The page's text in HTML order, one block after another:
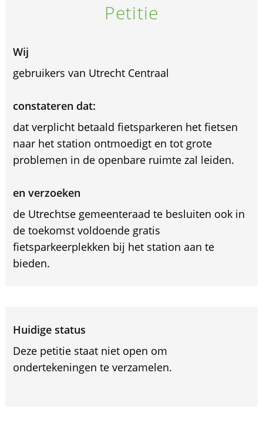
Petitie
Wij
gebruikers van Utrecht Centraal
constateren dat:
dat verplicht betaald fietsparkeren het fietsen
naar het station ontmoedigt en tot grote
problemen in de openbare ruimte zal leiden.
en verzoeken
de Utrechtse gemeenteraad te besluiten ook in
de toekomst voldoende gratis
fietsparkeerplekken bij het station aan te
bieden.
Huidige status
Deze petitie staat niet open om
ondertekeningen te verzamelen.